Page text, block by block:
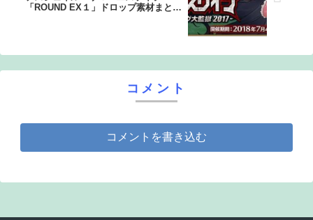
「ROUND EX１」ドロップ素材まと
コメント
コメントを書き込む